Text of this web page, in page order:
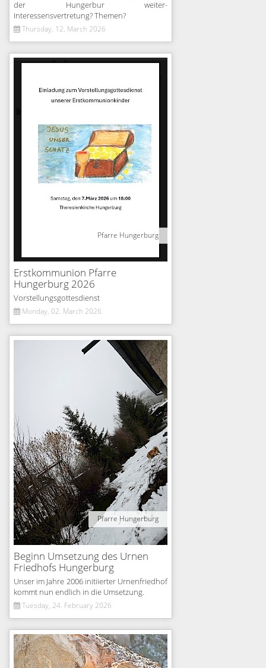
der Hungerbur weiter-
Interessensvertretung? Themen?
Thursday, 12. March 2026
Pfarre Hungerburg
Erstkommunion Pfarre
Hungerburg 2026
Vorstellungsgottesdienst
Monday, 02. March 2026
Pfarre Hungerburg
Beginn Umsetzung des Urnen
Friedhofs Hungerburg
Unser im Jahre 2006 initiierter Urnenfriedhof
kommt nun endlich in die Umsetzung.
Tuesday, 24. February 2026